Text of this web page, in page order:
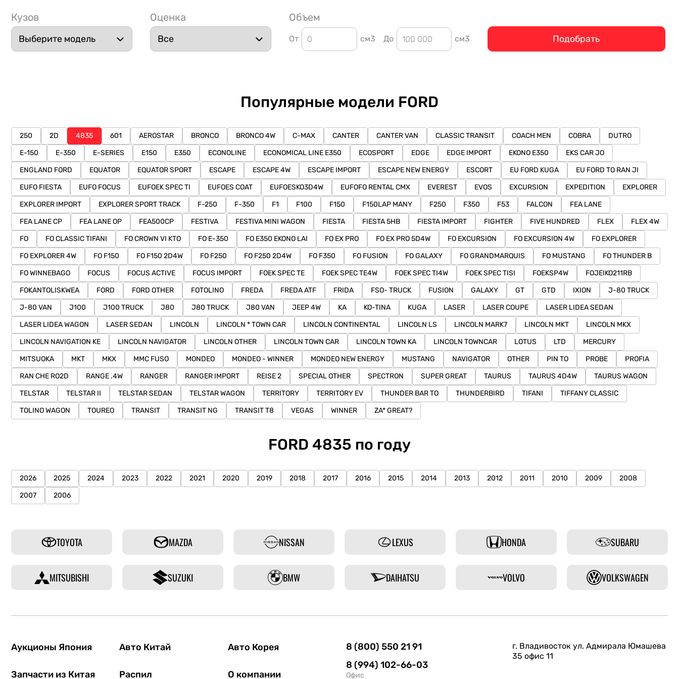
Кузов Оценка Объем
От см3 До см3 Подобрать
Популярные модели FORD
250 2D 4835 601 AEROSTAR BRONCO BRONCO 4W C-MAX CANTER CANTER VAN CLASSIC TRANSIT COACH MEN COBRA
DUTRO
E-150
E-350 E-SERIES E150 E350 ECONOLINE ECONOMICAL LINE E350 ECOSPORT EDGE EDGE IMPORT EKONO E350
EKS CAR JO
ENGLAND FORD
EQUATOR EQUATOR SPORT ESCAPE ESCAPE 4W ESCAPE IMPORT ESCAPE NEW ENERGY ESCORT EU FORD KUGA
EU FORD TO RAN JI
EUFO FIESTA
EUFO FOCUS EUFOEK SPEC TI EUFOES COAT EUFOESKO3D4W EUFOFO RENTAL CMX EVEREST EVOS EXCURSION EXPEDITION
EXPLORER
EXPLORER IMPORT
EXPLORER SPORT TRACK F-250 F-350 F1 F100 F150 F150LAP MANY F250 F350 F53 FALCON
FEA LANE
FEA LANE CP
FEA LANE OP FEA500CP FESTIVA FESTIVA MINI WAGON FIESTA FIESTA 5HB FIESTA IMPORT FIGHTER FIVE HUNDRED FLEX
FLEX 4W
FO
FO CLASSIC TIFANI FO CROWN VI KTO FO E-350 FO E350 EKONO LAI FO EX PRO FO EX PRO 5D4W FO EXCURSION FO EXCURSION 4W
FO EXPLORER
FO EXPLORER 4W
FO F150 FO F150 2D4W FO F250 FO F250 2D4W FO F350 FO FUSION FO GALAXY FO GRANDMARQUIS FO MUSTANG
FO THUNDER B
FO WINNEBAGO
FOCUS FOCUS ACTIVE FOCUS IMPORT FOEK SPEC TE FOEK SPEC TE4W FOEK SPEC TI4W FOEK SPEC TISI FOEKSP4W
FOJEIKO211RB
FOKANTOLISKWEA
FORD FORD OTHER FOTOLINO FREDA FREDA ATF FRIDA FSO- TRUCK FUSION GALAXY GT GTD IXION
J-80 TRUCK
J-80 VAN
J100 J100 TRUCK J80 J80 TRUCK J80 VAN JEEP 4W KA KO-TINA KUGA LASER LASER COUPE
LASER LIDEA SEDAN
LASER LIDEA WAGON
LASER SEDAN LINCOLN LINCOLN * TOWN CAR LINCOLN CONTINENTAL LINCOLN LS LINCOLN MARK7 LINCOLN MKT
LINCOLN MKX
LINCOLN NAVIGATION KE
LINCOLN NAVIGATOR LINCOLN OTHER LINCOLN TOWN CAR LINCOLN TOWN KA LINCOLN TOWNCAR LOTUS LTD
MERCURY
MITSUOKA
MKT MKX MMC FUSO MONDEO MONDEO - WINNER MONDEO NEW ENERGY MUSTANG NAVIGATOR OTHER PIN TO PROBE
PROFIA
RAN CHE RO2D
RANGE .4W RANGER RANGER IMPORT REISE 2 SPECIAL OTHER SPECTRON SUPER GREAT TAURUS TAURUS 4D4W
TAURUS WAGON
TELSTAR
TELSTAR II TELSTAR SEDAN TELSTAR WAGON TERRITORY TERRITORY EV THUNDER BAR TO THUNDERBIRD TIFANI
TIFFANY CLASSIC
TOLINO WAGON
TOUREO TRANSIT TRANSIT NG TRANSIT T8 VEGAS WINNER ZA* GREAT?
FORD 4835 по году
2026 2025 2024 2023 2022 2021 2020 2019 2018 2017 2016 2015 2014 2013 2012 2011 2010 2009
2008
2007
2006
TOYOTA MAZDA NISSAN LEXUS HONDA SUBARU
MITSUBISHI SUZUKI BMW DAIHATSU VOLVO VOLKSWAGEN
Аукционы Япония Авто Китай Авто Корея
Запчасти из Китая Распил О компании
8 (800) 550 21 91
8 (994) 102-66-03
Офис
г. Владивосток ул. Адмирала Юмашева
35 офис 11